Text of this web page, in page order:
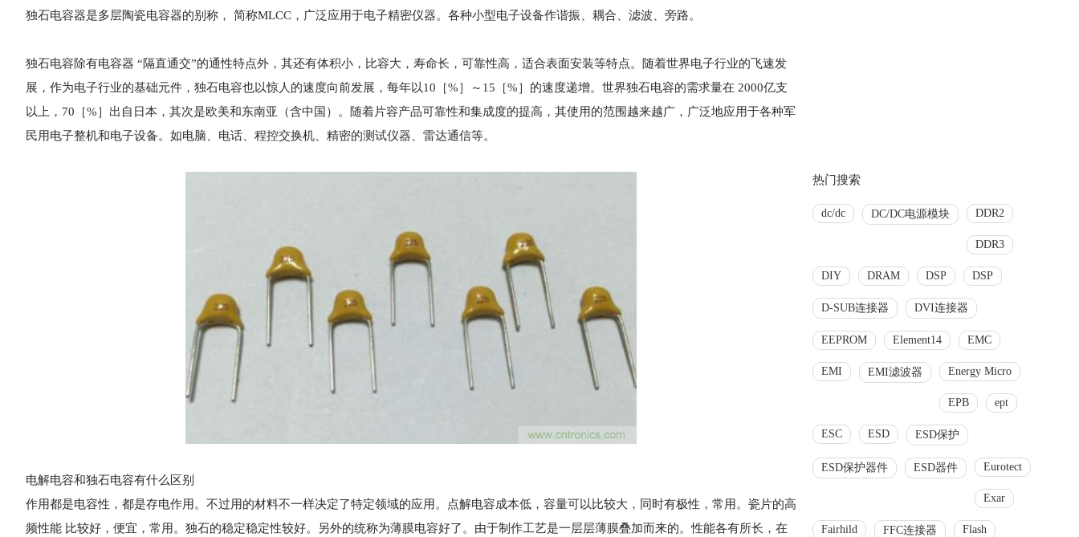
独石电容器是多层陶瓷电容器的别称， 简称MLCC，广泛应用于电子精密仪器。各种小型电子设备作谐振、耦合、滤波、旁路。
独石电容除有电容器 “隔直通交”的通性特点外，其还有体积小，比容大，寿命长，可靠性高，适合表面安装等特点。随着世界电子行业的飞速发
展，作为电子行业的基础元件，独石电容也以惊人的速度向前发展，每年以10［%］～15［%］的速度递增。世界独石电容的需求量在 2000亿支
以上，70［%］出自日本，其次是欧美和东南亚（含中国）。随着片容产品可靠性和集成度的提高，其使用的范围越来越广，广泛地应用于各种军
民用电子整机和电子设备。如电脑、电话、程控交换机、精密的测试仪器、雷达通信等。
电解电容和独石电容有什么区别
作用都是电容性，都是存电作用。不过用的材料不一样决定了特定领域的应用。点解电容成本低，容量可以比较大，同时有极性，常用。瓷片的高
频性能 比较好，便宜，常用。独石的稳定稳定性较好。另外的统称为薄膜电容好了。由于制作工艺是一层层薄膜叠加而来的。性能各有所长，在
热门搜索
dc/dc DC/DC电源模块 DDR2
DDR3
DIY DRAM DSP DSP
D-SUB连接器 DVI连接器
EEPROM Element14 EMC
EMI EMI滤波器 Energy Micro
EPB ept
ESC ESD ESD保护
ESD保护器件 ESD器件 Eurotect
Exar
Fairhild FFC连接器 Flash